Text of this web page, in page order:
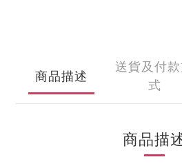
商品描述
送貨及付
式
商品描